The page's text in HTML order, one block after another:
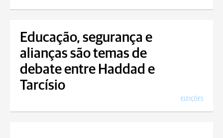
Educação, segurança e
alianças são temas de
debate entre Haddad e
Tarcísio
ELEIÇÕES